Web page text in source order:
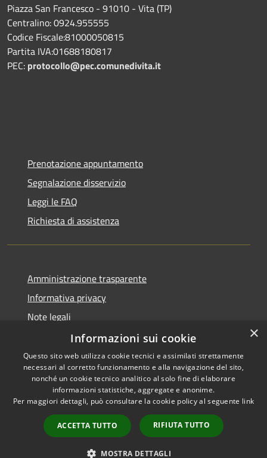
Piazza San Francesco - 91010 - Vita (TP)
Centralino: 0924.955555
Codice Fiscale:81000050815
Partita IVA:01688180817
PEC: protocollo@pec.comunedivita.it
Prenotazione appuntamento
Segnalazione disservizio
Leggi le FAQ
Richiesta di assistenza
Amministrazione trasparente
Informativa privacy
Note legali
Dichiarazione di accessibilità
RSS
Accessibilità
Copyright © 2026 • Comune di
Municipium•
Accesso
redazione
×
Informazioni sui cookie
Questo sito web utilizza cookie tecnici e assimilati strettamente
necessari al corretto funzionamento e alla navigazione del sito,
nonché un cookie tecnico analitico al solo fine di elaborare
informazioni statistiche, aggregate e anonime.
Per maggiori dettagli, può consultare la cookie policy al seguente link
ACCETTA TUTTO RIFIUTA TUTTO
MOSTRA DETTAGLI